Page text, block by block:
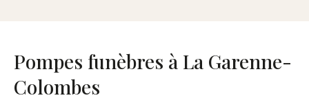
Pompes funèbres à La Garenne-
Colombes